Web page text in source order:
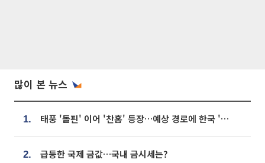
많이 본 뉴스
1. 태풍 '돌핀' 이어 '찬홈' 등장…예상 경로에 한국 '한숨'
2. 급등한 국제 금값…국내 금시세는?